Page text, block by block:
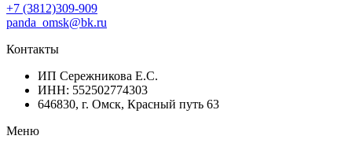
+7 (3812)309-909
panda_omsk@bk.ru
Контакты
ИП Сережникова Е.С.
ИНН: 552502774303
646830, г. Омск, Красный путь 63
Меню